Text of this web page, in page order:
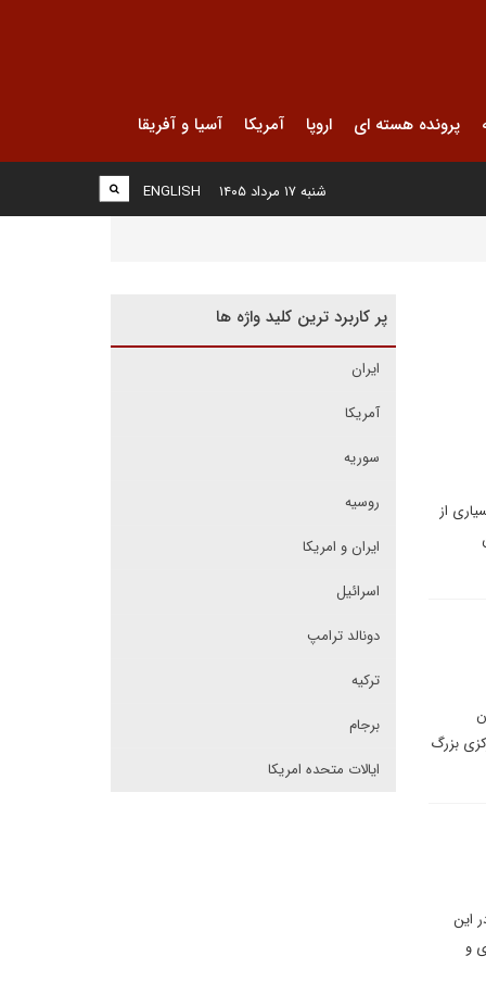
پرونده هسته ای اروپا آمریکا آسیا و آفریقا
ENGLISH شنبه ۱۷ مرداد ۱۴۰۵
از
بزرگ
این
و
پر کاربرد ترین کلید واژه ها
ایران
آمریکا
سوریه
روسیه
ایران و امریکا
اسرائیل
دونالد ترامپ
ترکیه
برجام
ایالات متحده امریکا